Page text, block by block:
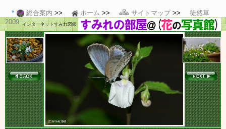
総合案内 ホーム サイトマップ
徒然草
2009 インターネットすみれ図鑑